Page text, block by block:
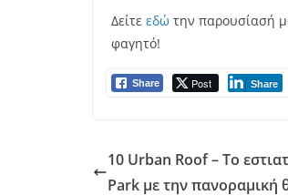
Δείτε εδώ την παρουσίασή
φαγητό!
Share Post Share
10 Urban Roof – Το
Park με την πανοραμική